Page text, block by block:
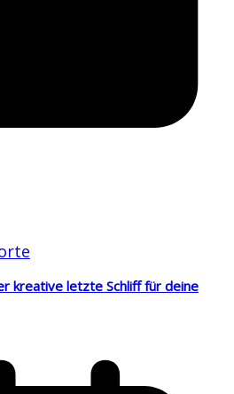
kreative letzte Schliff für deine